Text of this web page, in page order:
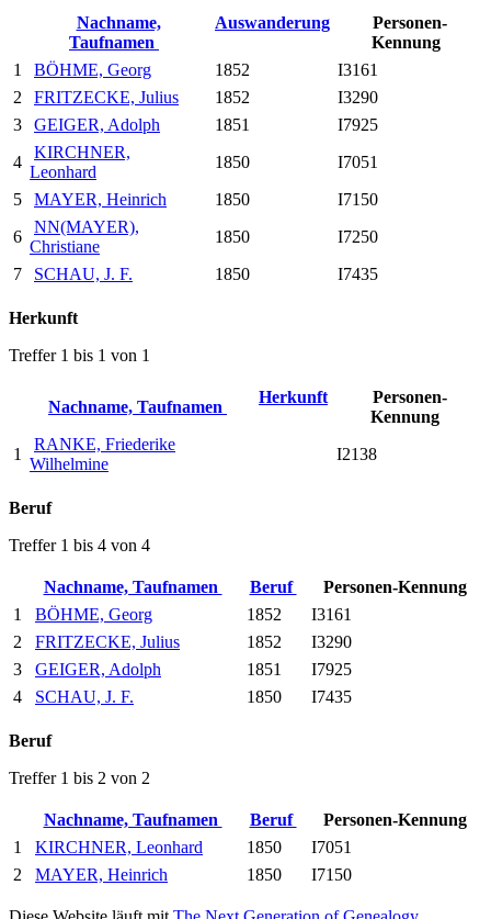
Nachname,
Taufnamen
Auswanderung
Personen-
Kennung
1
BÖHME, Georg 1852
I3161
2
FRITZECKE, Julius 1852
I3290
3
GEIGER, Adolph 1851
I7925
4
KIRCHNER,
Leonhard
1850
I7051
5
MAYER, Heinrich 1850
I7150
6
NN(MAYER),
Christiane
1850
I7250
7
SCHAU, J. F. 1850 I7435
Herkunft
Treffer 1 bis 1 von 1
Nachname, Taufnamen
Herkunft
Personen-
Kennung
1
RANKE, Friederike
Wilhelmine
I2138
Beruf
Treffer 1 bis 4 von 4
Nachname, Taufnamen Beruf
Personen-Kennung
1
BÖHME, Georg 1852
I3161
2
FRITZECKE, Julius 1852
I3290
3
GEIGER, Adolph 1851
I7925
4
SCHAU, J. F. 1850 I7435
Beruf
Treffer 1 bis 2 von 2
Nachname, Taufnamen Beruf
Personen-Kennung
1
KIRCHNER, Leonhard 1850
I7051
2
MAYER, Heinrich 1850 I7150